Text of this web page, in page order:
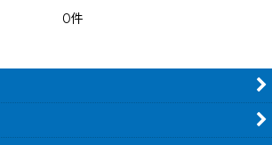
0件